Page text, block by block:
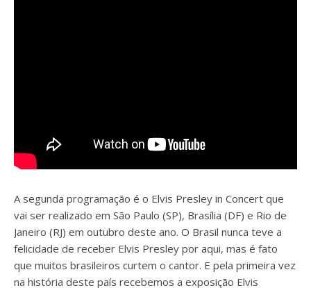
A segunda programação é o Elvis Presley in Concert que
vai ser realizado em São Paulo (SP), Brasília (DF) e Rio de
Janeiro (RJ) em outubro deste ano. O Brasil nunca teve a
felicidade de receber Elvis Presley por aqui, mas é fato
que muitos brasileiros curtem o cantor. E pela primeira vez
na história deste país recebemos a exposição Elvis